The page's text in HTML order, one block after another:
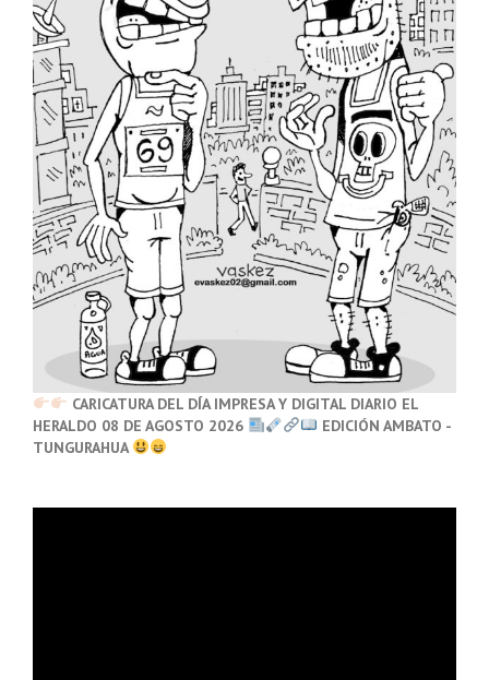
CARICATURA DEL DÍA IMPRESA Y DIGITAL DIARIO EL
HERALDO 08 DE AGOSTO 2026
EDICIÓN AMBATO -
TUNGURAHUA